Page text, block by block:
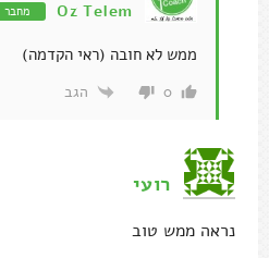
Oz Telem מחבר
ממש לא חובה (ראי הקדמה)
0 הגב
רועי
נראה ממש טוב